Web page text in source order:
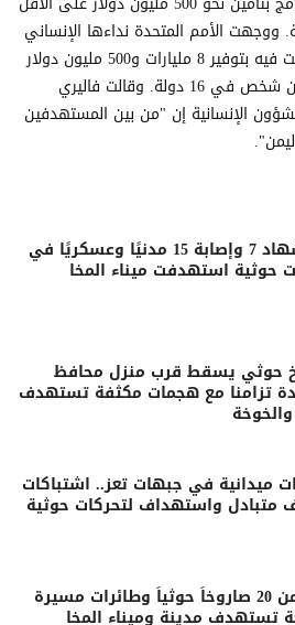
ووجهت الأمم المتحدة نداءها الإنساني
الموحد لعام 2013 الذي طالبت فيه بتوفير 8 مليارات و500 مليون دولار
للاستجابة لاحتياجات 51 مليون شخص في 16 دولة. وقالت فاليري
الإنسانية إن "من بين المستهدفين
استشهاد 7 وإصابة 15 مدنيًا وعسكريًا في
حوثية استهدفت ميناء المخا
حوثي يسقط قرب منزل محافظ
تزامنا مع هجمات مكثفة تستهدف
ميدانية في جبهات تعز.. اشتباكات
واستهداف لتحركات حوثية
أكثر من 20 صاروخاً حوثياً وطائرات مسيرة
تستهدف مدينة وميناء المخا